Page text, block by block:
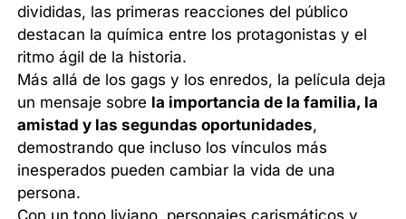
divididas, las primeras reacciones del público
destacan la química entre los protagonistas y el
ritmo ágil de la historia.
Más allá de los gags y los enredos, la película deja
un mensaje sobre la importancia de la familia, la
amistad y las segundas oportunidades,
demostrando que incluso los vínculos más
inesperados pueden cambiar la vida de una
persona.